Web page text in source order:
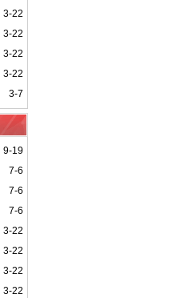
3-22
3-22
3-22
3-22
3-7
9-19
7-6
7-6
7-6
3-22
3-22
3-22
3-22